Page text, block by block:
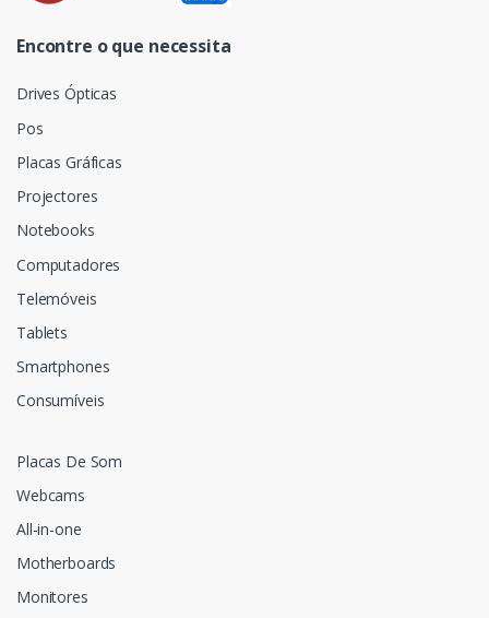
Encontre o que necessita
Drives Ópticas
Pos
Placas Gráficas
Projectores
Notebooks
Computadores
Telemóveis
Tablets
Smartphones
Consumíveis
Placas De Som
Webcams
All-in-one
Motherboards
Monitores